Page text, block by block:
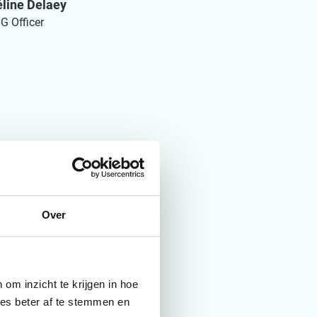
Over
om inzicht te krijgen in hoe
beter af te stemmen en
Delaey
Officer
van
en